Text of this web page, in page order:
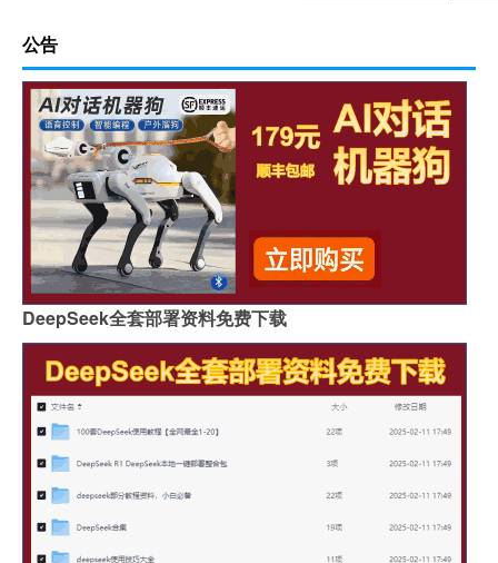
公告
DeepSeek全套部署资料免费下载